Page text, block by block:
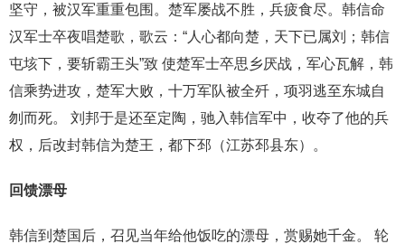
坚守，被汉军重重包围。楚军屡战不胜，兵疲食尽。韩信命
汉军士卒夜唱楚歌，歌云：“人心都向楚，天下已属刘；韩信
屯垓下，要斩霸王头”致 使楚军士卒思乡厌战，军心瓦解，韩
信乘势进攻，楚军大败，十万军队被全歼，项羽逃至东城自
刎而死。 刘邦于是还至定陶，驰入韩信军中，收夺了他的兵
权，后改封韩信为楚王，都下邳（江苏邳县东）。
回馈漂母
韩信到楚国后，召见当年给他饭吃的漂母，赏赐她千金。 轮